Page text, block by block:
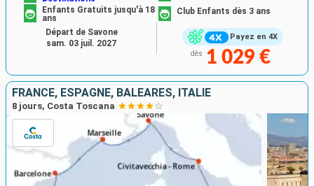
Payez en 4X
Enfants Gratuits jusqu'à 18
ans
Club Enfants dès 3 ans
dès 1 029 €
Départ de Savone
sam. 03 juil. 2027
FRANCE, ESPAGNE, BALÉARES, ITALIE
8 jours, Costa Toscana